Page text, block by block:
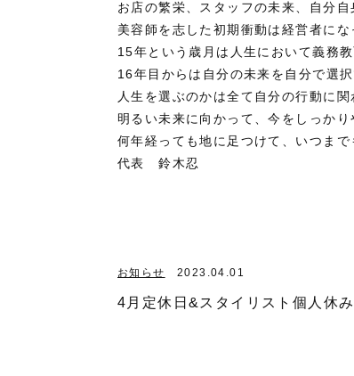
お店の繁栄、スタッフの未来、自分
美容師を志した初期衝動は経営者にな
15年という歳月は人生において義務
16年目からは自分の未来を自分で選
人生を選ぶのかは全て自分の行動に関
明るい未来に向かって、今をしっかり
何年経っても地に足つけて、いつま
代表 鈴木忍
お知らせ 2023.04.01
4月定休日&スタイリスト個人休